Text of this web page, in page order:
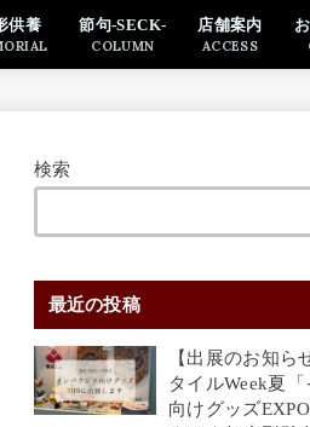
供養
節句-SECK-
COLUMN
店舗案内
ACCESS
検索
最近の投稿
【出展のお知ら
タイルWeek夏
向けグッズ